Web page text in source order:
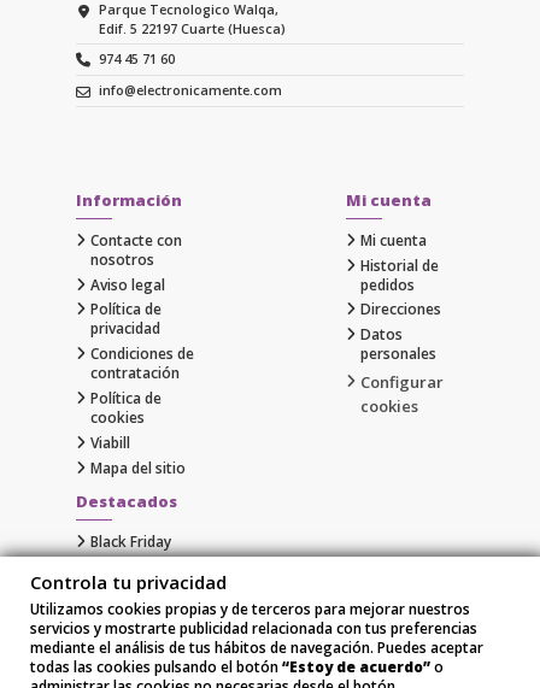
Parque Tecnologico Walqa,
Edif. 5 22197 Cuarte (Huesca)
974 45 71 60
info@electronicamente.com
Información
Contacte con
nosotros
Aviso legal
Política de
privacidad
Condiciones de
contratación
Política de
cookies
Viabill
Mapa del sitio
Mi cuenta
Mi cuenta
Historial de
pedidos
Direcciones
Datos
personales
Configurar
cookies
Destacados
Black Friday
Gaming
Comprar Apple al Mejor Precio
Samsung
Xiaomi
Controla tu privacidad
Utilizamos cookies propias y de terceros para mejorar nuestros
servicios y mostrarte publicidad relacionada con tus preferencias
mediante el análisis de tus hábitos de navegación. Puedes aceptar
todas las cookies pulsando el botón“Estoy de acuerdo”o